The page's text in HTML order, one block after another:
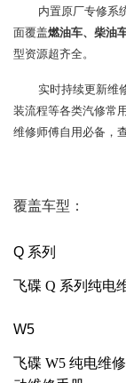
内置原厂专修系
面覆盖燃油车、柴油
型资源超齐全。
实时持续更新维
装流程等各类汽修常
维修师傅自用必备，
覆盖车型：
Q 系列
飞碟 Q 系列纯电
W5
飞碟 W5 纯电维